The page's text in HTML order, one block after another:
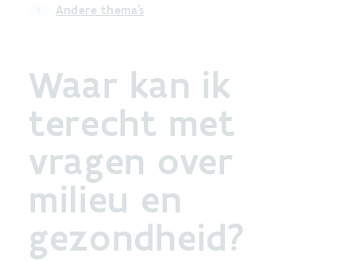
Andere thema's
Waar kan ik
terecht met
vragen over
milieu en
gezondheid?